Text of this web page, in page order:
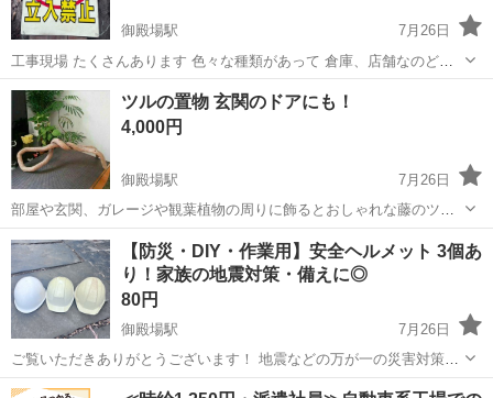
御殿場駅
7月26日
工事現場 たくさんあります 色々な種類があって 倉庫、店舗なのどの
インテリアにも面白いと思います 一枚500円
静岡 御殿場市 御殿場駅 その他 看板
ツルの置物 玄関のドアにも！
4,000円
御殿場駅
7月26日
部屋や玄関、ガレージや観葉植物の周りに飾るとおしゃれな藤のツル
のインテリアです。 ドアノブとしてもオシャレですよ。 不思議な形の
木やツルが好きで集めて切ったりしてインテリアにしています。 お店
や家の玄関の取手にしてもいいと...
静岡 御殿場市 御殿場駅 その他 玄関
【防災・DIY・作業用】安全ヘルメット 3個あ
り！家族の地震対策・備えに◎
80円
御殿場駅
7月26日
ご覧いただきありがとうございます！ 地震などの万が一の災害対策
や、DIY・作業用としていかがでしょうか？ ご家族分や予備としてま
静岡 御殿場市 御殿場駅 その他 ヘルメット